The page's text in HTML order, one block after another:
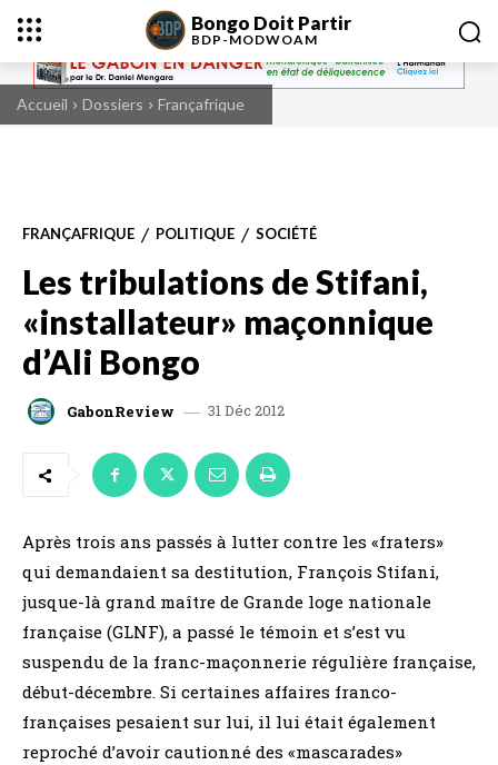
Bongo Doit Partir
BDP-MODWOAM
Accueil Dossiers Françafrique
FRANÇAFRIQUE POLITIQUE SOCIÉTÉ
Les tribulations de Stifani,
«installateur» maçonnique
d’Ali Bongo
GabonReview 31 Déc 2012
Après trois ans passés à lutter contre les «fraters»
qui demandaient sa destitution, François Stifani,
jusque-là grand maître de Grande loge nationale
française (GLNF), a passé le témoin et s’est vu
suspendu de la franc-maçonnerie régulière française,
début-décembre. Si certaines affaires franco-
françaises pesaient sur lui, il lui était également
reproché d’avoir cautionné des «mascarades»